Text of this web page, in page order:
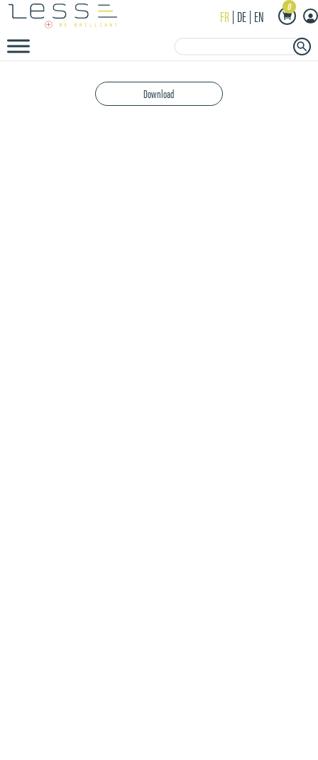
FR DE EN 0
Search Button
Download